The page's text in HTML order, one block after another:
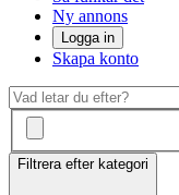
Ny annons
Logga in
Skapa konto
Filtrera efter kategori